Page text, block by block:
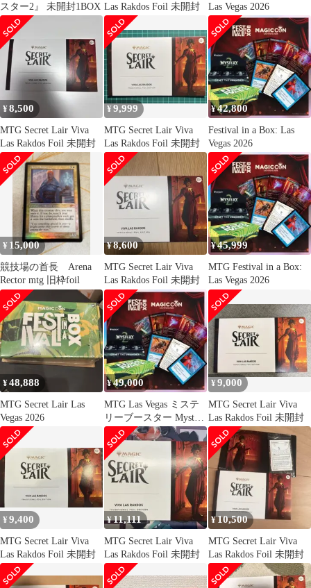
スター2』 未開封1BOX Las Rakdos Foil 未開封
Las Vegas 2026
¥8,500
MTG Secret Lair Viva
Las Rakdos Foil 未開封
¥9,999
MTG Secret Lair Viva
Las Rakdos Foil 未開封
¥42,800
Festival in a Box: Las
Vegas 2026
¥ 15,000
競技場の首長 Arena
Rector mtg 旧枠foil
¥8,600
MTG Secret Lair Viva
Las Rakdos Foil 未開封
¥45,999
MTG Festival in a Box:
Las Vegas 2026
¥48,888
MTG Secret Lair Las
Vegas 2026
¥49,000
MTG Las Vegas ミステ
リーブースター Mystery
Booster
¥9,000
MTG Secret Lair Viva
Las Rakdos Foil 未開封
¥9,400
MTG Secret Lair Viva
Las Rakdos Foil 未開封
¥11,111
MTG Secret Lair Viva
Las Rakdos Foil 未開封
¥10,500
MTG Secret Lair Viva
Las Rakdos Foil 未開封